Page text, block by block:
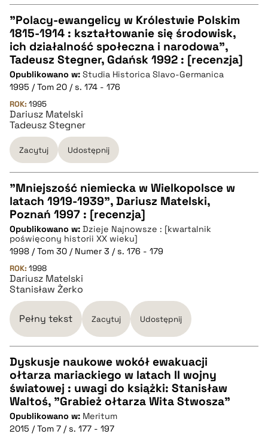
CZYSTY TEKST
pobierz cytat
BIBTEX
pobierz cytat
"Polacy-ewangelicy w Królestwie Polskim
1815-1914 : kształtowanie się środowisk,
ich działalność społeczna i narodowa",
Tadeusz Stegner, Gdańsk 1992 : [recenzja]
Opublikowano w: Studia Historica Slavo-Germanica
1995 / Tom 20 / s. 174 - 176
ROK: 1995
Dariusz Matelski
Tadeusz Stegner
Zacytuj Udostępnij
CZYSTY TEKST
pobierz cytat
BIBTEX
pobierz cytat
"Mniejszość niemiecka w Wielkopolsce w
latach 1919-1939", Dariusz Matelski,
Poznań 1997 : [recenzja]
Opublikowano w: Dzieje Najnowsze : [kwartalnik
poświęcony historii XX wieku]
1998 / Tom 30 / Numer 3 / s. 176 - 179
ROK: 1998
Dariusz Matelski
Stanisław Żerko
Pełny tekst Zacytuj Udostępnij
CZYSTY TEKST
pobierz cytat
Dyskusje naukowe wokół ewakuacji
ołtarza mariackiego w latach II wojny
światowej : uwagi do książki: Stanisław
Waltoś, "Grabież ołtarza Wita Stwosza"
Opublikowano w: Meritum
2015 / Tom 7 / s. 177 - 197